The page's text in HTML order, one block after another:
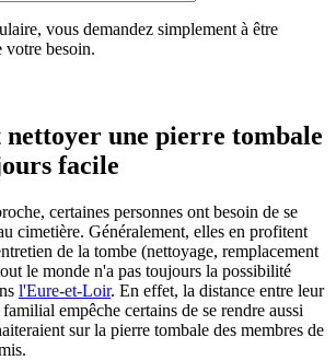
vous demandez simplement à être
votre besoin.
une pierre tombale
facile
certaines personnes ont besoin de se
cimetière. Généralement, elles en profitent
de la tombe (nettoyage, remplacement
le monde n'a pas toujours la possibilité
l'Eure-et-Loir. En effet, la distance entre leur
empêche certains de se rendre aussi
sur la pierre tombale des membres de